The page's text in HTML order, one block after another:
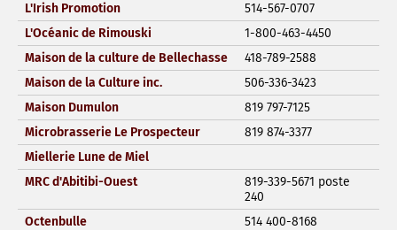
L'Irish Promotion
514-567-0707
L'Océanic de Rimouski
1-800-463-4450
Maison de la culture de Bellechasse
418-789-2588
Maison de la Culture inc.
506-336-3423
Maison Dumulon
819 797-7125
Microbrasserie Le Prospecteur
819 874-3377
Miellerie Lune de Miel
MRC d'Abitibi-Ouest
819-339-5671 poste
240
Octenbulle
514 400-8168